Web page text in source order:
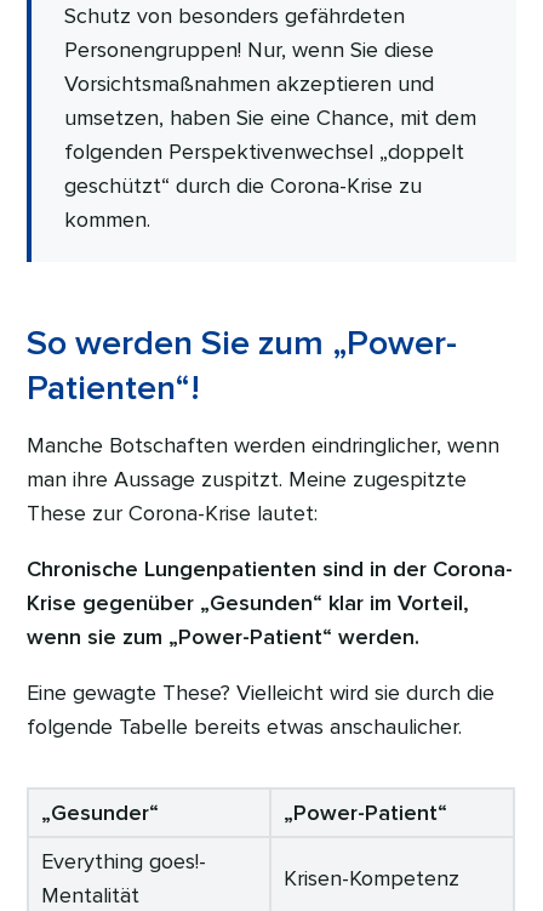
Schutz von besonders gefährdeten
Personengruppen! Nur, wenn Sie diese
Vorsichtsmaßnahmen akzeptieren und
umsetzen, haben Sie eine Chance, mit dem
folgenden Perspektivenwechsel „doppelt
geschützt“ durch die Corona-Krise zu
kommen.
So werden Sie zum „Power-
Patienten“!
Manche Botschaften werden eindringlicher, wenn
man ihre Aussage zuspitzt. Meine zugespitzte
These zur Corona-Krise lautet:
Chronische Lungenpatienten sind in der Corona-
Krise gegenüber „Gesunden“ klar im Vorteil,
wenn sie zum „Power-Patient“ werden.
Eine gewagte These? Vielleicht wird sie durch die
folgende Tabelle bereits etwas anschaulicher.
„Gesunder“
„Power-Patient“
Everything goes!-
Mentalität
Krisen-Kompetenz